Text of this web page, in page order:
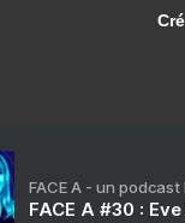
FACE A - un
FACE A #30 :